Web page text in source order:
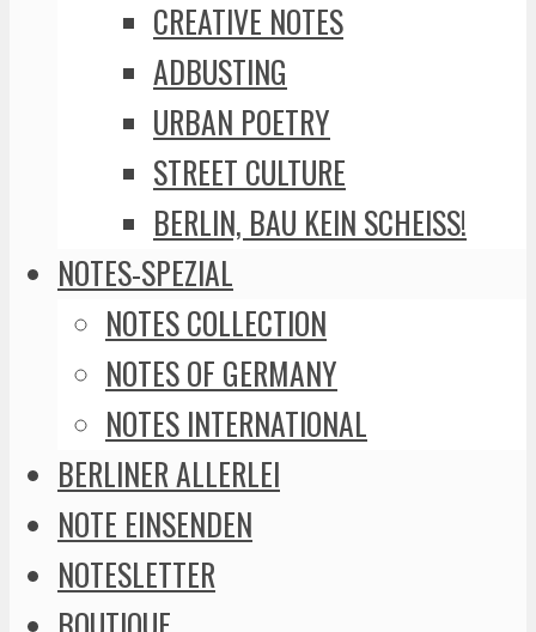
CREATIVE NOTES
ADBUSTING
URBAN POETRY
STREET CULTURE
BERLIN, BAU KEIN SCHEISS!
NOTES-SPEZIAL
NOTES COLLECTION
NOTES OF GERMANY
NOTES INTERNATIONAL
BERLINER ALLERLEI
NOTE EINSENDEN
NOTESLETTER